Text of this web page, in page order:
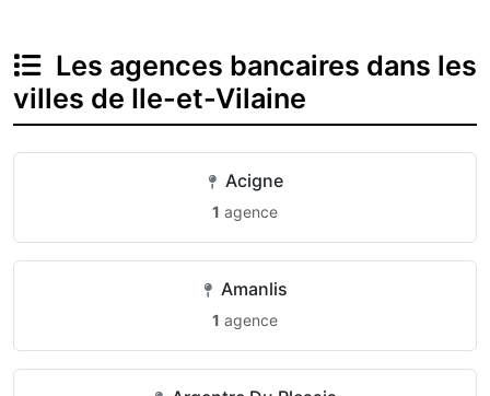
Les agences bancaires dans les
villes de Ile-et-Vilaine
Acigne
1 agence
Amanlis
1 agence